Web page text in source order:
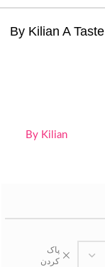
دکانت عطر بای کیلیان تست آف هون | By Kilian A Taste
By Kilian
پاک
کردن